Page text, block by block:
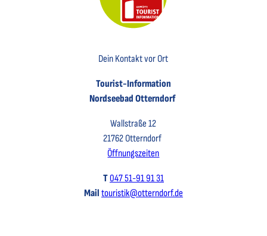
Dein Kontakt vor Ort
Tourist-Information
Nordseebad Otterndorf
Wallstraße 12
21762 Otterndorf
Öffnungszeiten
T047 51-91 91 31
Mail touristik@otterndorf.de